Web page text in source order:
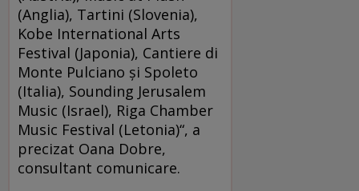
(Anglia), Tartini (Slovenia),
Kobe International Arts
Festival (Japonia), Cantiere di
Monte Pulciano şi Spoleto
(Italia), Sounding Jerusalem
Music (Israel), Riga Chamber
Music Festival (Letonia)“, a
precizat Oana Dobre,
consultant comunicare.